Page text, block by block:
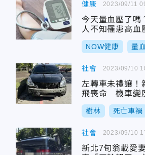
健康
今天量血壓了嗎
人不知罹患高
心
NOW健康 量
2023/09/11
社會
左轉車未禮讓！
飛喪命 機車變
樹林 死亡車禍
2023/09/10
社會
新北7旬翁載愛
2023/09/10